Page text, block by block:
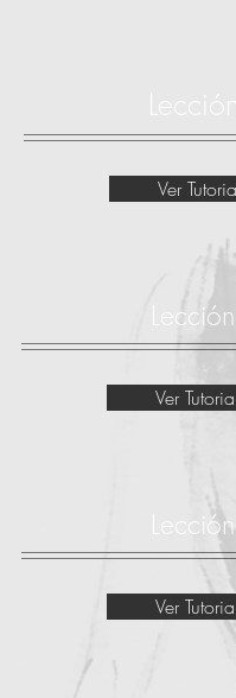
Ver
Ver Tutorial
Ver Tutorial